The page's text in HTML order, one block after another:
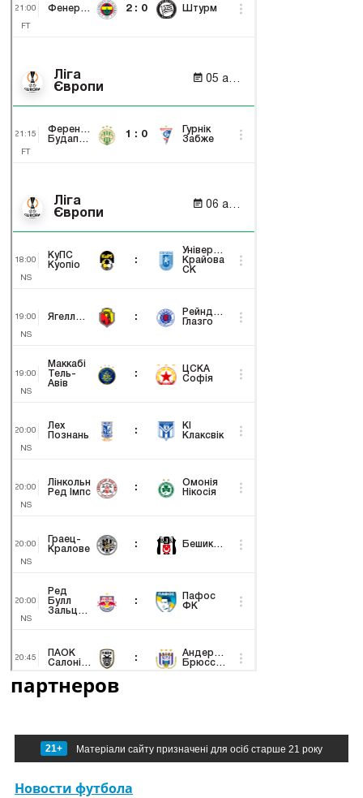
партнеров
21+ Матеріали сайту призначені для осіб старше 21 року
Новости футбола